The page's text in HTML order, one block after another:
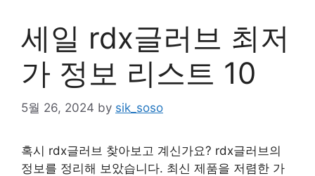
세일 rdx글러브 최저
가 정보 리스트 10
5월 26, 2024 by sik_soso
혹시 rdx글러브 찾아보고 계신가요? rdx글러브의
정보를 정리해 보았습니다. 최신 제품을 저렴한 가